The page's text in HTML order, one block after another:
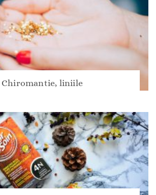
Chiromantie, liniile